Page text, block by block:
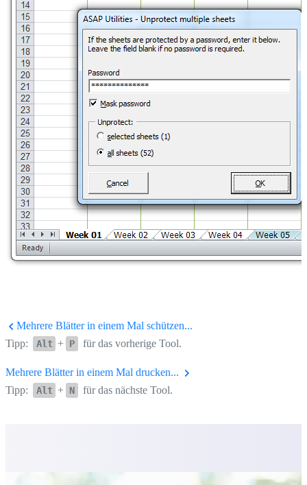
Mehrere Blätter in einem Mal schützen...
Tipp:
Alt + P für das vorherige Tool.
Mehrere Blätter in einem Mal drucken...
Tipp:
Alt + N für das nächste Tool.